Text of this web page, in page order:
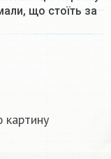
що стоїть за
картину